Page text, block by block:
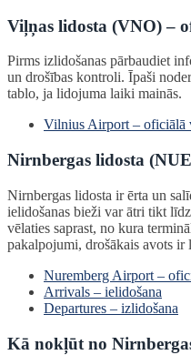
Viļņas lidosta (VNO) –
Pirms izlidošanas pārbaudiet
un drošības kontroli. Īpaši
tablo, ja lidojuma laiki mainās.
Vilnius Airport – oficiālā
Nirnbergas lidosta
Nirnbergas lidosta ir ērta un
ielidošanas bieži var ātri tikt
vēlaties saprast, no kura
pakalpojumi, drošākais avots ir
Nuremberg Airport –
Arrivals – ielidošana
Departures – izlidošana
Kā nokļūt no